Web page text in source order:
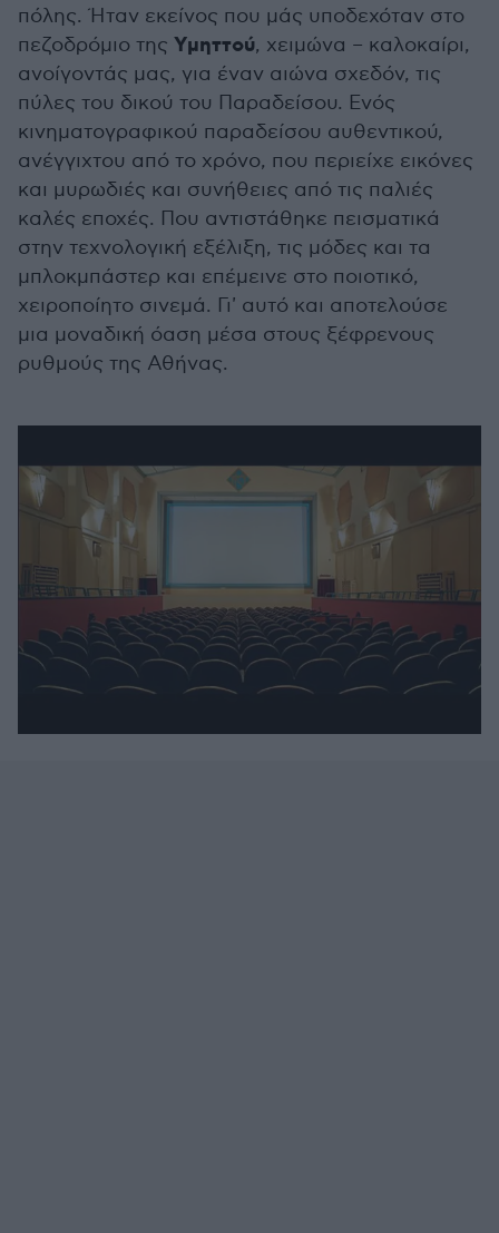
πόλης. Ήταν εκείνος που μάς υποδεχόταν στο
πεζοδρόμιο της Υμηττού, χειμώνα – καλοκαίρι,
ανοίγοντάς μας, για έναν αιώνα σχεδόν, τις
πύλες του δικού του Παραδείσου. Ενός
κινηματογραφικού παραδείσου αυθεντικού,
ανέγγιχτου από το χρόνο, που περιείχε εικόνες
και μυρωδιές και συνήθειες από τις παλιές
καλές εποχές. Που αντιστάθηκε πεισματικά
στην τεχνολογική εξέλιξη, τις μόδες και τα
μπλοκμπάστερ και επέμεινε στο ποιοτικό,
χειροποίητο σινεμά. Γι' αυτό και αποτελούσε
μια μοναδική όαση μέσα στους ξέφρενους
ρυθμούς της Αθήνας.